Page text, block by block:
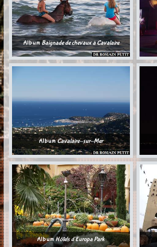
AlbumBaignade de chevaux à Cavalaire
AlbumCavalaire-sur-Mer
AlbumHôtels d'Europa Park